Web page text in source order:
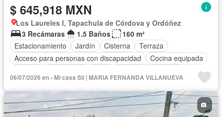
$ 645,918 MXN
Los Laureles I, Tapachula de Córdova y Ordóñez
3 Recámaras
1.5 Baños
160 m²
Estacionamiento
Jardín Cisterna
Terraza
Acceso para personas con discapacidad
Cocina equipada
Televisión por cable
Zonas verdes
Vista panorámica
Recámara con closet
06/07/2026 en - Mi casa Sii | MARIA FERNANDA VILLANUEVA